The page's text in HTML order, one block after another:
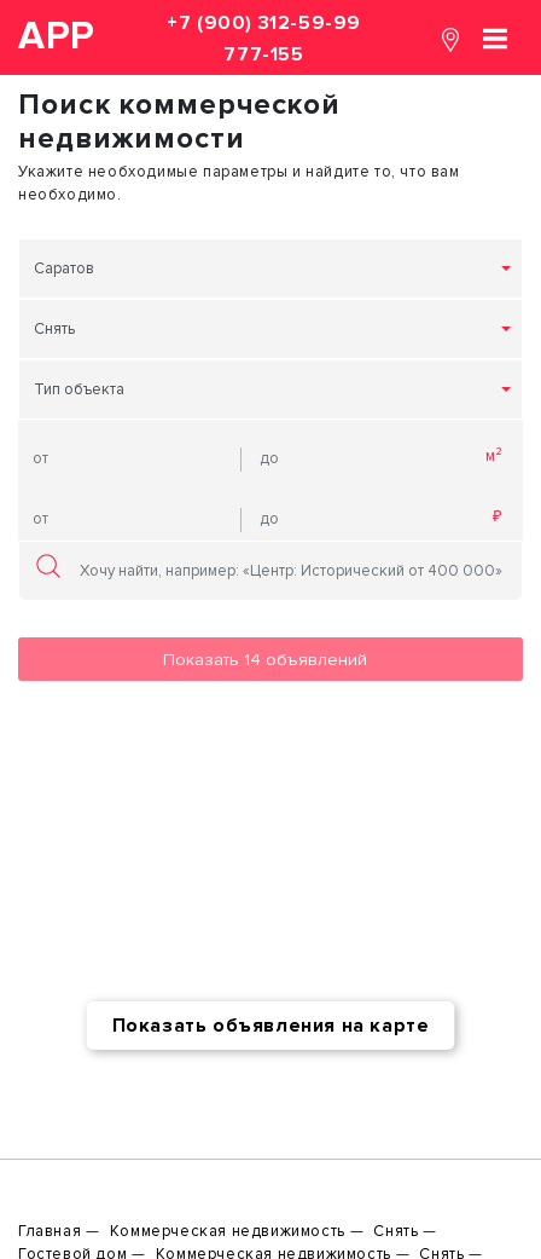
АРР
+7 (900) 312-59-99
777-155
Поиск коммерческой
недвижимости
Укажите необходимые параметры и найдите то, что вам
необходимо.
Саратов
Снять
Тип объекта
Показать 14 объявлений
Показать объявления на карте
Главная Коммерческая недвижимость
Снять
Гостевой дом
Коммерческая недвижимость
Снять